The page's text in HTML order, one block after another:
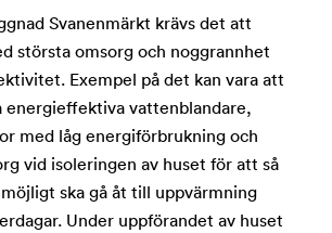
Svanenmärkt krävs det att
största omsorg och noggrannhet
Exempel på det kan vara att
energieffektiva vattenblandare,
med låg energiförbrukning och
vid isoleringen av huset för att så
ska gå åt till uppvärmning
Under uppförandet av huset